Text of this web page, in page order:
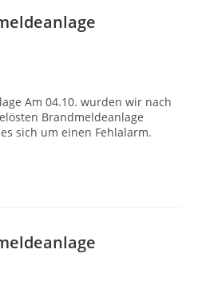
Am 04.10. wurden wir nach
Brandmeldeanlage
sich um einen Fehlalarm.